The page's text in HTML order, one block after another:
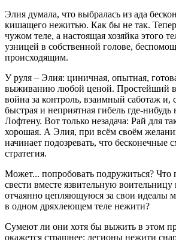
Элия думала, что выбралась из ада
кишащего нежитью. Как бы не так.
чужом теле, а настоящая хозяйка этого
узницей в собственной голове,
происходящим.
У руля – Элия: циничная, опытная,
выживанию любой ценой. Простейший
война за контроль, взаимный саботаж и,
быстрая и неприятная гибель где-нибудь
Лофтену. Вот только незадача: Рай для
хорошая. А Элия, при всём своём
начинает подозревать, что бесконечные
стратегия.
Может... попробовать подружиться? Что
свести вместе язвительную
отчаянно цепляющуюся за свои идеалы
в одном дряхлеющем теле нежити?
Сумеют ли они хотя бы выжить в этом
окажется страшнее: легионы нежити